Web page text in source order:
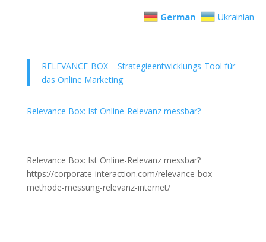
RELEVANCE-BOX – Strategieentwicklungs-Tool für
das Online Marketing
Relevance Box: Ist Online-Relevanz messbar?
Relevance Box: Ist Online-Relevanz messbar?
https://corporate-interaction.com/relevance-box-
methode-messung-relevanz-internet/
German Ukrainian